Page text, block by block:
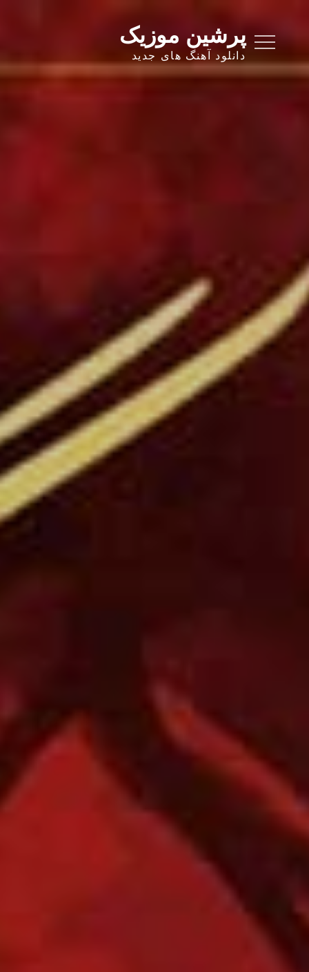
content
پرشین موزیک
دانلود آهنگ های جدید